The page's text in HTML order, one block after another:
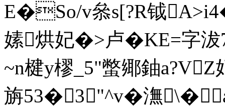
E�So/v叅s[?R钺
嫊 烘妃�>卢�KE=
~n楗y樛_5"蟞鄊鈾a?VZ
旃53� 3"^v�潕